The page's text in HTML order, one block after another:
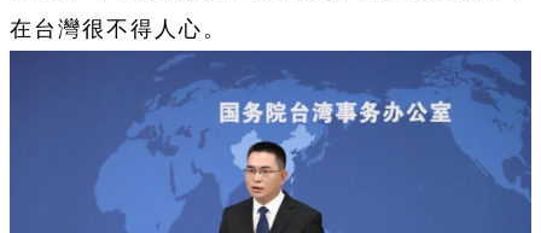
在台灣很不得人心。